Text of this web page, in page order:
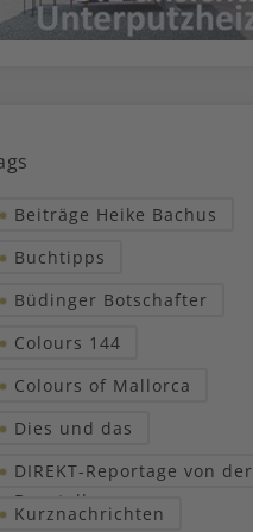
Beiträge Heike Bachus
Buchtipps
Büdinger Botschafter
Colours 144
Colours of Mallorca
Dies und das
DIREKT-Reportage von der
Baustelle
Kurznachrichten